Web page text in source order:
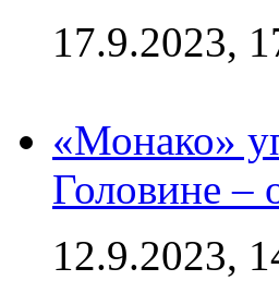
17.9.2023,
«Монако»
Головине –
12.9.2023,